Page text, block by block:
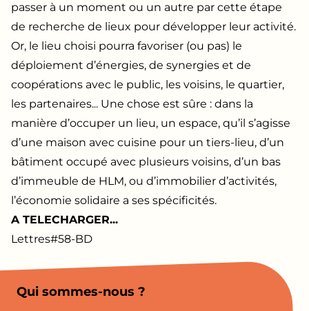
passer à un moment ou un autre par cette étape
de recherche de lieux pour développer leur activité.
Or, le lieu choisi pourra favoriser (ou pas) le
déploiement d’énergies, de synergies et de
coopérations avec le public, les voisins, le quartier,
les partenaires... Une chose est sûre : dans la
manière d’occuper un lieu, un espace, qu’il s’agisse
d’une maison avec cuisine pour un tiers-lieu, d’un
bâtiment occupé avec plusieurs voisins, d’un bas
d’immeuble de HLM, ou d’immobilier d’activités,
l’économie solidaire a ses spécificités.
A TELECHARGER...
Lettres#58-BD
Qui sommes-nous ?